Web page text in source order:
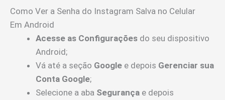
Como Ver a Senha do Instagram Salva no Celular
Em Android
Acesse as Configurações do seu dispositivo
Android;
Vá até a seção Google e depois Gerenciar sua
Conta Google;
Selecione a aba Segurança e depois